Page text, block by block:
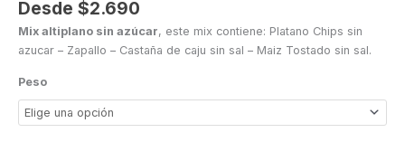
Desde $2.690
Mix altiplano sin azúcar, este mix contiene: Platano Chips sin
azucar – Zapallo – Castaña de caju sin sal – Maiz Tostado sin sal.
Peso